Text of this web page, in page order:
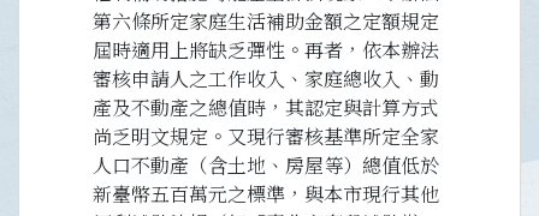
第六條所定家庭生活補助金額之定額規定
屆時適用上將缺乏彈性。再者，依本辦法
審核申請人之工作收入、家庭總收入、動
產及不動產之總值時，其認定與計算方式
尚乏明文規定。又現行審核基準所定全家
人口不動產（含土地、房屋等）總值低於
新臺幣五百萬元之標準，與本市現行其他